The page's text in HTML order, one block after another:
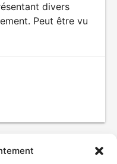
divers
Peut être vu